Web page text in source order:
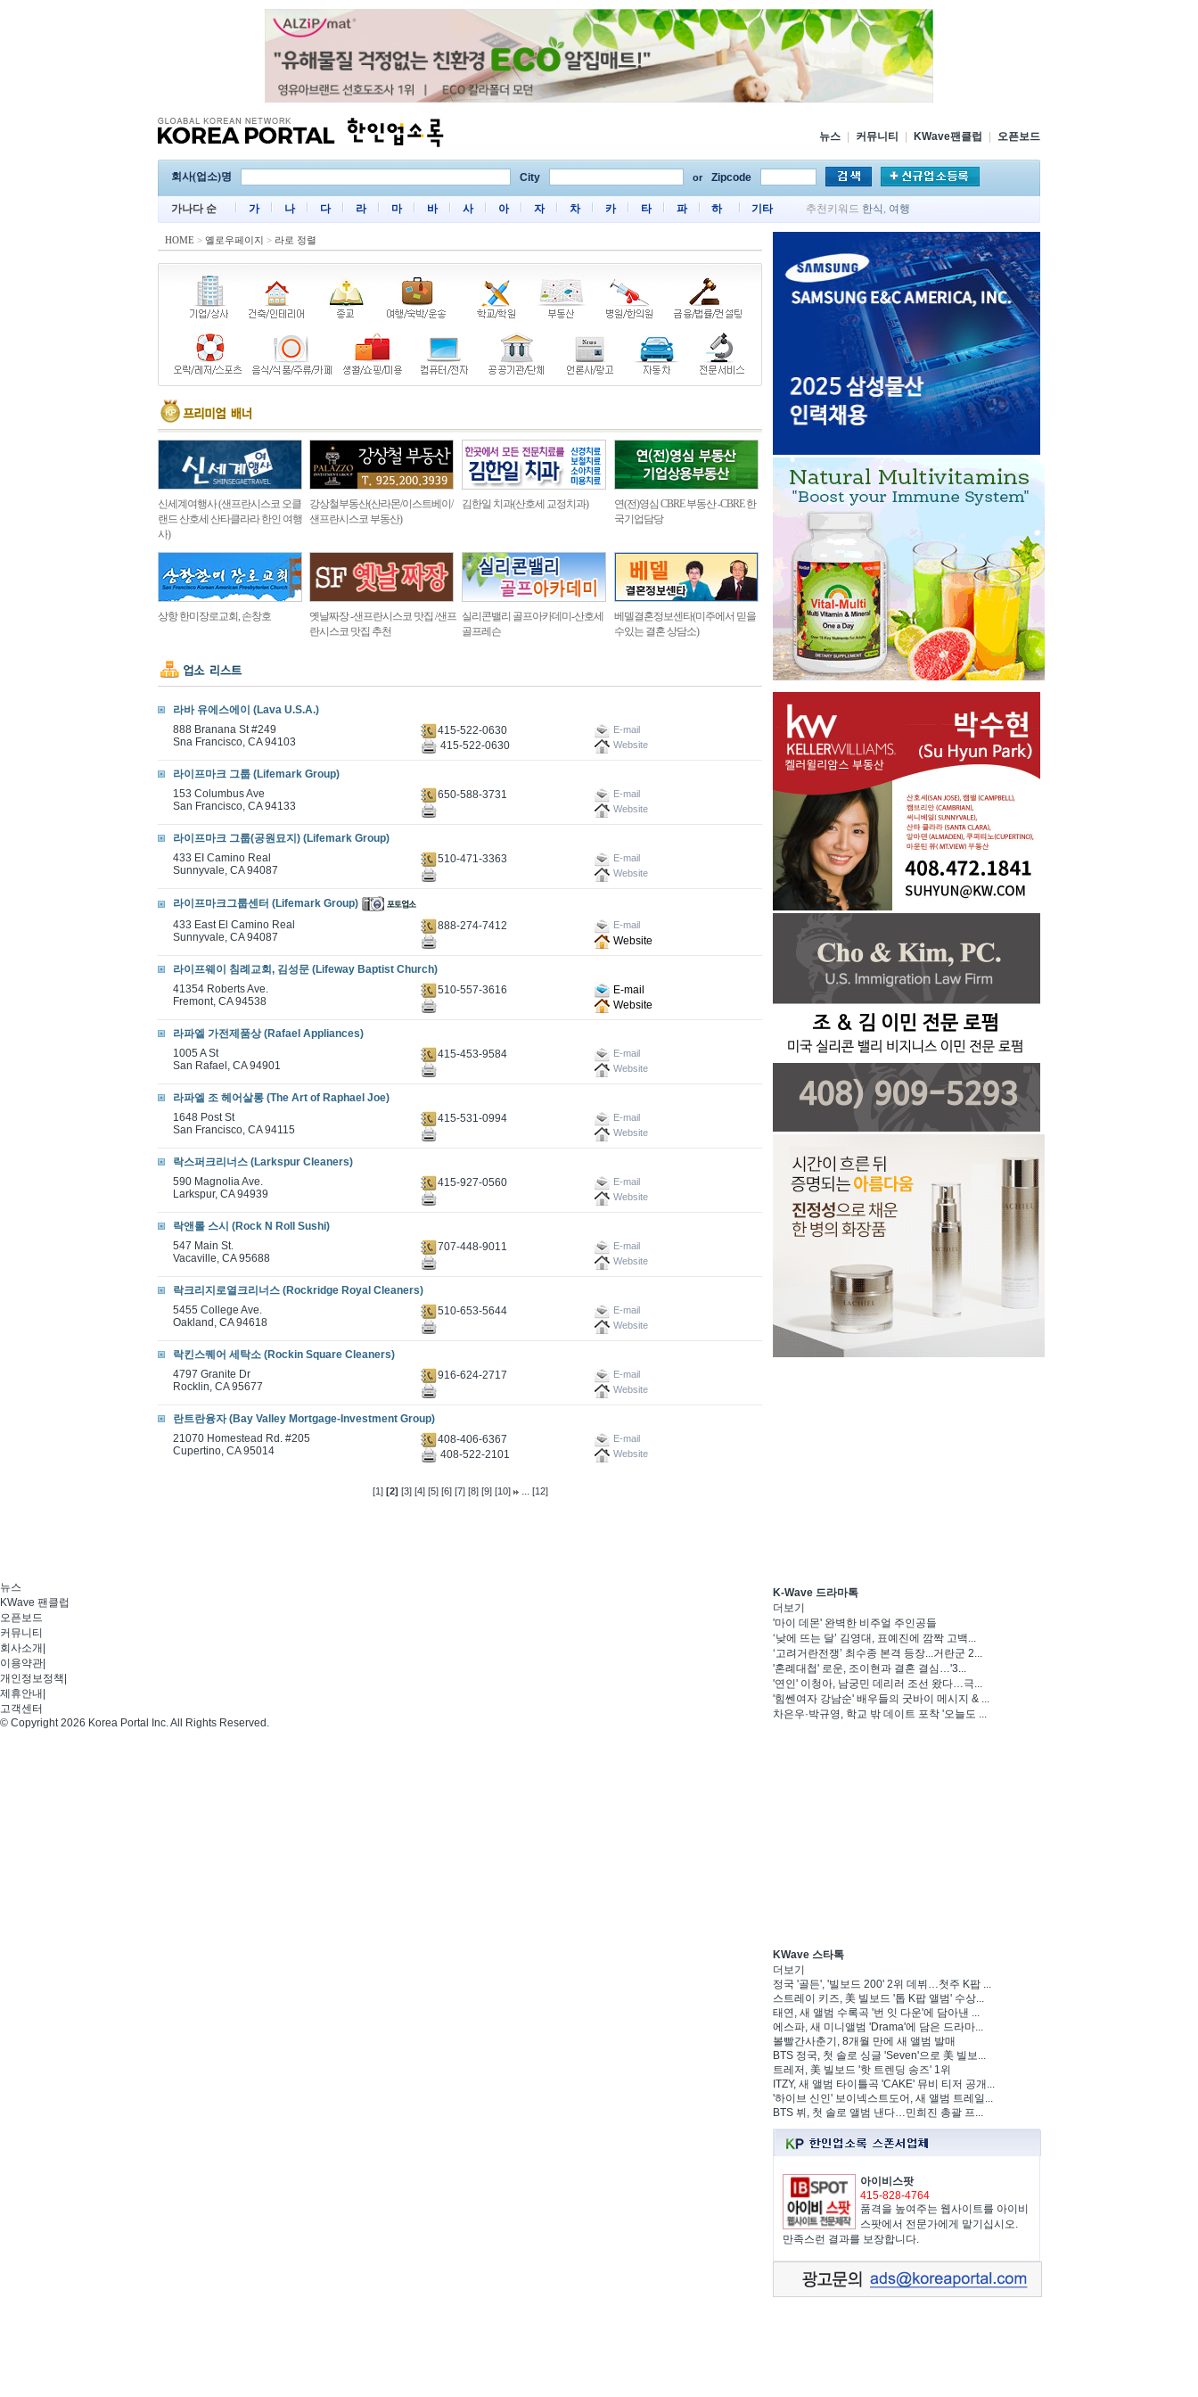
뉴스 커뮤니티 KWave팬클럽 오픈보드
회사(업소)명 City or Zipcode
가나다 순 가 나 다 라 마 바 사 아 자 차 카 타 파 하 기타 추천키워드 한식 , 여행
HOME > 옐로우페이지 > 라로 정렬
신세계여행사 (샌프란시스코 오클
랜드 산호세 산타클라라 한인 여행
사)
강상철부동산(산라몬/이스트베이/
샌프란시스코 부동산)
김한일 치과(산호세 교정치과)
연(전)영심 CBRE 부동산 -CBRE 한
국기업담당
상항 한미장로교회, 손창호
옛날짜장 -샌프란시스코 맛집 /샌프
란시스코 맛집 추천
실리콘밸리 골프아카데미-산호세
골프레슨
베델결혼정보센타(미주에서 믿을
수있는 결혼 상담소)
라바 유에스에이 (Lava U.S.A.)
888 Branana St #249
Sna Francisco, CA 94103
415-522-0630 E-mail
415-522-0630 Website
라이프마크 그룹 (Lifemark Group)
153 Columbus Ave
San Francisco, CA 94133
650-588-3731
E-mail
Website
라이프마크 그룹(공원묘지) (Lifemark Group)
433 EI Camino Real
Sunnyvale, CA 94087
510-471-3363
E-mail
Website
라이프마크그룹센터 (Lifemark Group)
433 East El Camino Real
Sunnyvale, CA 94087
888-274-7412 E-mail
Website
라이프웨이 침례교회, 김성문 (Lifeway Baptist Church)
41354 Roberts Ave.
Fremont, CA 94538
510-557-3616
E-mail
Website
라파엘 가전제품상 (Rafael Appliances)
1005 A St
San Rafael, CA 94901
415-453-9584
E-mail
Website
라파엘 조 헤어살롱 (The Art of Raphael Joe)
1648 Post St
San Francisco, CA 94115
415-531-0994
E-mail
Website
락스퍼크리너스 (Larkspur Cleaners)
590 Magnolia Ave.
Larkspur, CA 94939
415-927-0560
E-mail
Website
락앤롤 스시 (Rock N Roll Sushi)
547 Main St.
Vacaville, CA 95688
707-448-9011
E-mail
Website
락크리지로열크리너스 (Rockridge Royal Cleaners)
5455 College Ave.
Oakland, CA 94618
510-653-5644
E-mail
Website
락킨스퀘어 세탁소 (Rockin Square Cleaners)
4797 Granite Dr
Rocklin, CA 95677
916-624-2717
E-mail
Website
란트란융자 (Bay Valley Mortgage-Investment Group)
21070 Homestead Rd. #205
Cupertino, CA 95014
408-406-6367 E-mail
408-522-2101 Website
[1] [2] [3] [4] [5] [6] [7] [8] [9] [10] ... [12]
K-Wave 드라마톡
더보기
'마이 데몬' 완벽한 비주얼 주인공들
‘낮에 뜨는 달’ 김영대, 표예진에 깜짝 고백...
‘고려거란전쟁’ 최수종 본격 등장...거란군 2...
'혼례대첩' 로운, 조이현과 결혼 결심…'3...
'연인' 이청아, 남궁민 데리러 조선 왔다…극...
'힘쎈여자 강남순' 배우들의 굿바이 메시지 & ...
차은우·박규영, 학교 밖 데이트 포착 '오늘도 ...
KWave 스타톡
더보기
정국 '골든', '빌보드 200' 2위 데뷔…첫주 K팝 ...
스트레이 키즈, 美 빌보드 '톱 K팝 앨범' 수상...
태연, 새 앨범 수록곡 '번 잇 다운'에 담아낸 ...
에스파, 새 미니앨범 'Drama'에 담은 드라마...
볼빨간사춘기, 8개월 만에 새 앨범 발매
BTS 정국, 첫 솔로 싱글 'Seven'으로 美 빌보...
트레저, 美 빌보드 '핫 트렌딩 송즈' 1위
ITZY, 새 앨범 타이틀곡 'CAKE' 뮤비 티저 공개...
'하이브 신인' 보이넥스트도어, 새 앨범 트레일...
BTS 뷔, 첫 솔로 앨범 낸다…민희진 총괄 프...
아이비스팟
415-828-4764
품격을 높여주는 웹사이트를 아이비
스팟에서 전문가에게 맡기십시오.
만족스런 결과를 보장합니다.
뉴스
KWave 팬클럽
오픈보드
커뮤니티
회사소개
이용약관
개인정보정책
제휴안내
고객센터
© Copyright 2026 Korea Portal Inc. All Rights Reserved.